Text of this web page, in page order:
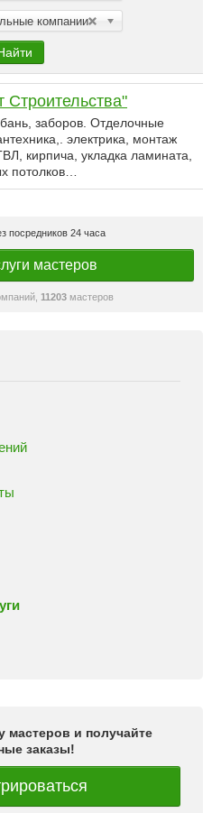
компании
заборов. Отделочные
электрика, монтаж
кирпича, укладка ламината,
потолков…
посредников 24 часа
мастеров
11203 мастеров
мастеров и получайте
заказы!